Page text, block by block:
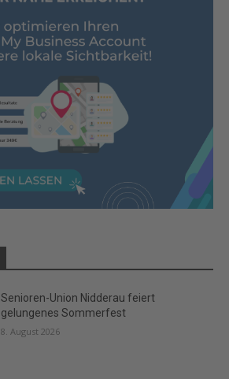
Senioren-Union Nidderau feiert
gelungenes Sommerfest
8. August 2026